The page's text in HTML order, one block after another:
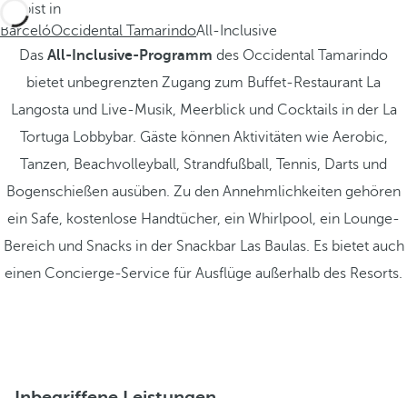
Du bist in
BarcelóOccidental TamarindoAll-Inclusive
Das All-Inclusive-Programm des Occidental Tamarindo
bietet unbegrenzten Zugang zum Buffet-Restaurant La
Langosta und Live-Musik, Meerblick und Cocktails in der La
Tortuga Lobbybar. Gäste können Aktivitäten wie Aerobic,
Tanzen, Beachvolleyball, Strandfußball, Tennis, Darts und
Bogenschießen ausüben. Zu den Annehmlichkeiten gehören
ein Safe, kostenlose Handtücher, ein Whirlpool, ein Lounge-
Bereich und Snacks in der Snackbar Las Baulas. Es bietet auch
einen Concierge-Service für Ausflüge außerhalb des Resorts.